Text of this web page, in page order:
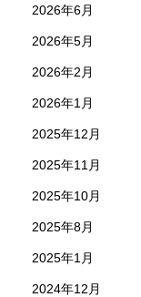
2026年6月
2026年5月
2026年2月
2026年1月
2025年12月
2025年11月
2025年10月
2025年8月
2025年1月
2024年12月